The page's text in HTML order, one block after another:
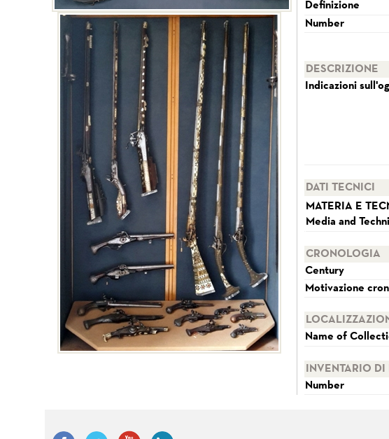
Definizione
Number
DESCRIZIONE
Indicazioni
DATI TECNICI
MATERIA E
Media and
CRONOLOGIA
Century
Motivazione
Name of
INVENTARIO
Number